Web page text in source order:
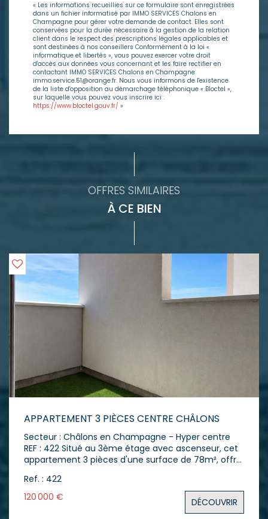
« Les informations recueillies sur ce formulaire sont enregistrées
dans un fichier informatisé par IMMO SERVICES Chalons en
Champagne pour gérer votre demande de contact. Elles sont
conservées pour la durée nécessaire à la gestion de la relation
client dans le respect des prescriptions légales applicables et
sont destinées à nos conseillers Conformément à la loi «
informatique et libertés », vous pouvez exercer votre droit
d'accès aux données vous concernant et les faire rectifier en
contactant IMMO SERVICES Chalons en Champagne
immo.service.51@orange.fr. Nous vous informons de l'existence
de la liste d'opposition au démarchage téléphonique « Bloctel »,
sur laquelle vous pouvez vous inscrire ici :
https://www.bloctel.gouv.fr/ »
OFFRES SIMILAIRES
À CE BIEN
APPARTEMENT 3 PIÈCES CENTRE CHÂLONS
Secteur : Châlons en Champagne - Hyper centre
REF : 422 Situé au 3ème étage avec ascenseur, cet
appartement 3 pièces d'une surface de 78m², offre
centre-ville. L'appartement s'ouvre sur une entrée
avec un grand vestiaire. Vous accédez ensuite à
une cuisine aménagée et entièrement équipée,
Ref. : 422
120 000 €
DÉCOUVRIR